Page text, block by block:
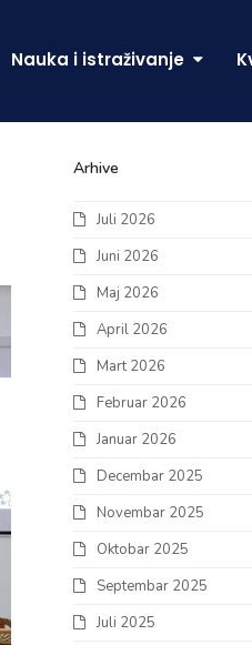
Nauka i istraživanje
Arhive
Juli 2026
Juni 2026
Maj 2026
April 2026
Mart 2026
Februar 2026
Januar 2026
Decembar 2025
Novembar 2025
Oktobar 2025
Septembar 2025
Juli 2025